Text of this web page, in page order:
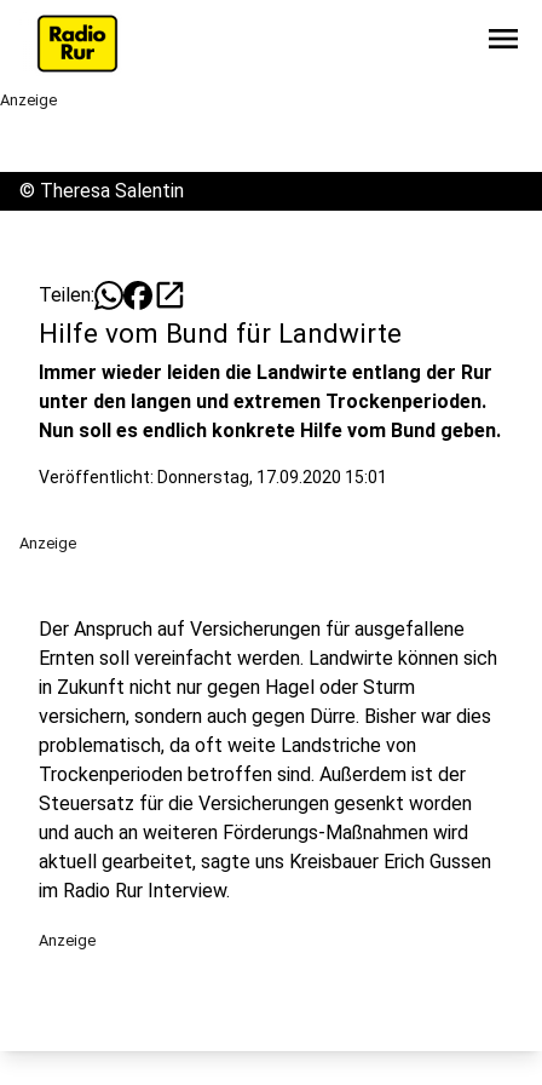
menu
Anzeige
© Theresa Salentin
Teilen: open_in_new
Hilfe vom Bund für Landwirte
Immer wieder leiden die Landwirte entlang der Rur
unter den langen und extremen Trockenperioden.
Nun soll es endlich konkrete Hilfe vom Bund geben.
Veröffentlicht: Donnerstag, 17.09.2020 15:01
Anzeige
Der Anspruch auf Versicherungen für ausgefallene
Ernten soll vereinfacht werden. Landwirte können sich
in Zukunft nicht nur gegen Hagel oder Sturm
versichern, sondern auch gegen Dürre. Bisher war dies
problematisch, da oft weite Landstriche von
Trockenperioden betroffen sind. Außerdem ist der
Steuersatz für die Versicherungen gesenkt worden
und auch an weiteren Förderungs-Maßnahmen wird
aktuell gearbeitet, sagte uns Kreisbauer Erich Gussen
im Radio Rur Interview.
Anzeige